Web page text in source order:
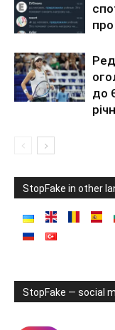
до
StopFake in other
StopFake — social